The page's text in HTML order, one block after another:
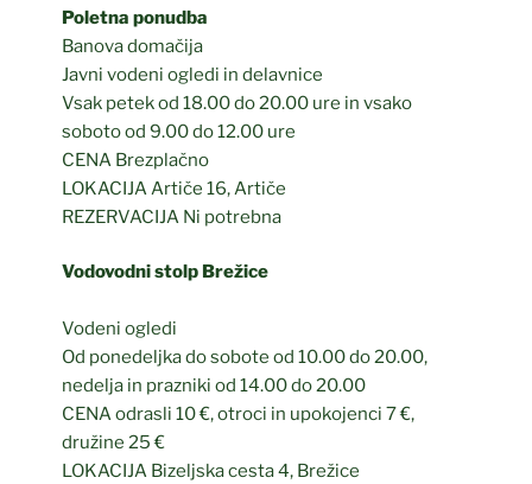
Poletna ponudba
Banova domačija
Javni vodeni ogledi in delavnice
Vsak petek od 18.00 do 20.00 ure in vsako
soboto od 9.00 do 12.00 ure
CENA Brezplačno
LOKACIJA Artiče 16, Artiče
REZERVACIJA Ni potrebna
Vodovodni stolp Brežice
Vodeni ogledi
Od ponedeljka do sobote od 10.00 do 20.00,
nedelja in prazniki od 14.00 do 20.00
CENA odrasli 10 €, otroci in upokojenci 7 €,
družine 25 €
LOKACIJA Bizeljska cesta 4, Brežice